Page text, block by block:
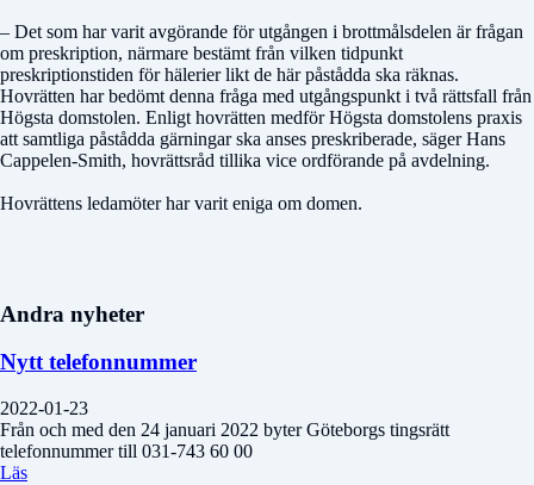
– Det som har varit avgörande för utgången i brottmålsdelen är frågan
om preskription, närmare bestämt från vilken tidpunkt
preskriptionstiden för hälerier likt de här påstådda ska räknas.
Hovrätten har bedömt denna fråga med utgångspunkt i två rättsfall från
Högsta domstolen. Enligt hovrätten medför Högsta domstolens praxis
att samtliga påstådda gärningar ska anses preskriberade, säger Hans
Cappelen-Smith, hovrättsråd tillika vice ordförande på avdelning.
Hovrättens ledamöter har varit eniga om domen.
Andra nyheter
Nytt telefonnummer
2022-01-23
Från och med den 24 januari 2022 byter Göteborgs tingsrätt
telefonnummer till 031-743 60 00
Läs